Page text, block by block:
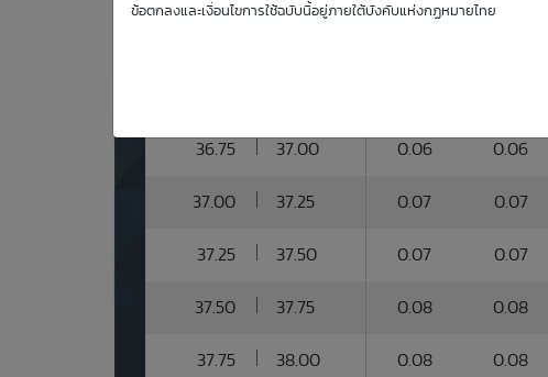
ข้อตกลงและเงื่อนไขการใช้ฉบับนี้อยู่ภายใต้บังคับแห่งกฏหมายไทย
36.75 37.00 0.06 0.06
37.00 37.25 0.07 0.07
37.25 37.50 0.07 0.07
37.50 37.75 0.08 0.08
37.75 38.00 0.08 0.08